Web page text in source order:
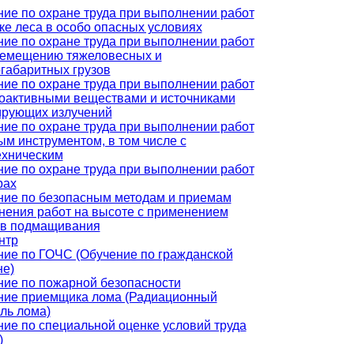
по охране труда при выполнении работ
леса в особо опасных условиях
по охране труда при выполнении работ
тяжеловесных и
грузов
по охране труда при выполнении работ
веществами и источниками
излучений
по охране труда при выполнении работ
инструментом, в том числе с
по охране труда при выполнении работ
по безопасным методам и приемам
работ на высоте с применением
подмащивания
по ГОЧС (Обучение по гражданской
по пожарной безопасности
приемщика лома (Радиационный
лома)
по специальной оценке условий труда